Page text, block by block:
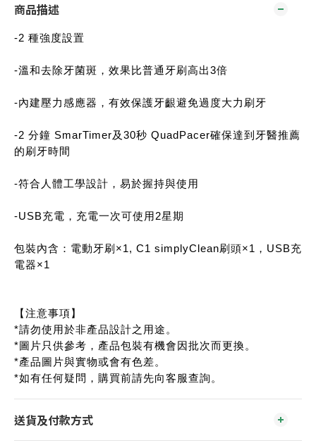
商品描述
-2 種強度設置
-溫和去除牙菌斑，效果比普通牙刷高出3倍
-內建壓力感應器，有效保護牙齦避免過度大力刷牙
-2 分鐘 SmarTimer及30秒 QuadPacer確保達到牙醫推薦
的刷牙時間
-符合人體工學設計，易於握持與使用
-USB充電，充電一次可使用2星期
包裝內含：電動牙刷×1, C1 simplyClean刷頭×1，USB充
電器×1
【注意事項】
*請勿使用於非產品設計之用途。
*圖片只供參考，產品包裝有機會因批次而更換。
*產品圖片與實物或會有色差。
*如有任何疑問，購買前請先向客服查詢。
送貨及付款方式